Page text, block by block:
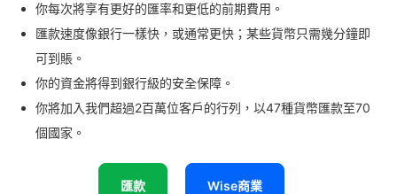
你每次將享有更好的匯率和更低的前期費用。
匯款速度像銀行一樣快，或通常更快；某些貨幣只需幾分鐘即
可到賬。
你的資金將得到銀行級的安全保障。
你將加入我們超過2百萬位客戶的行列，以47種貨幣匯款至70
個國家。
匯款 Wise商業